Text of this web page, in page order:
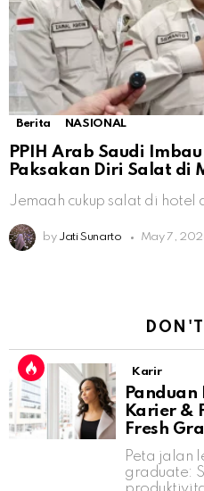
Berita NASIONAL
PPIH Arab Saudi
Paksakan Diri Salat di
Jemaah cukup salat di hotel
by Jati Sunarto May 7,
Karir
Karier &
Fresh
Peta jalan
graduate: